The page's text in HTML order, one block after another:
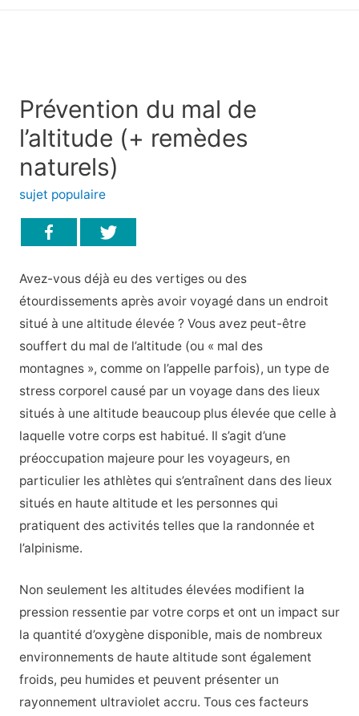
Prévention du mal de
l’altitude (+ remèdes
naturels)
sujet populaire
Avez-vous déjà eu des vertiges ou des
étourdissements après avoir voyagé dans un endroit
situé à une altitude élevée ? Vous avez peut-être
souffert du mal de l’altitude (ou « mal des
montagnes », comme on l’appelle parfois), un type de
stress corporel causé par un voyage dans des lieux
situés à une altitude beaucoup plus élevée que celle à
laquelle votre corps est habitué. Il s’agit d’une
préoccupation majeure pour les voyageurs, en
particulier les athlètes qui s’entraînent dans des lieux
situés en haute altitude et les personnes qui
pratiquent des activités telles que la randonnée et
l’alpinisme.
Non seulement les altitudes élevées modifient la
pression ressentie par votre corps et ont un impact sur
la quantité d’oxygène disponible, mais de nombreux
environnements de haute altitude sont également
froids, peu humides et peuvent présenter un
rayonnement ultraviolet accru. Tous ces facteurs